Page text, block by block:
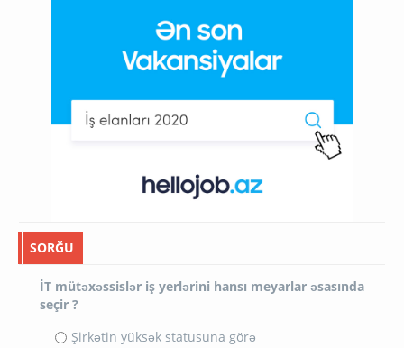
SORĞU
İT mütəxəssislər iş yerlərini hansı meyarlar əsasında
seçir ?
Şirkətin yüksək statusuna görə